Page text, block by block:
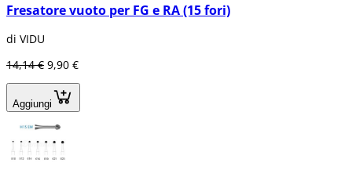
Fresatore vuoto per FG e RA (15 fori)
di VIDU
14,14 € 9,90 €
Aggiungi